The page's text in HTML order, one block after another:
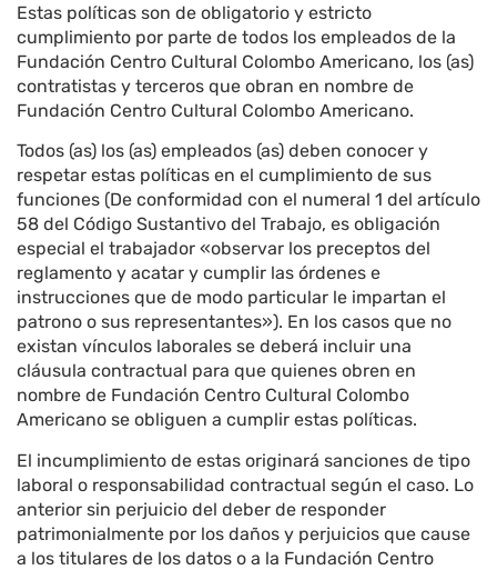
Estas políticas son de obligatorio y estricto
cumplimiento por parte de todos los empleados de la
Fundación Centro Cultural Colombo Americano, los (as)
contratistas y terceros que obran en nombre de
Fundación Centro Cultural Colombo Americano.
Todos (as) los (as) empleados (as) deben conocer y
respetar estas políticas en el cumplimiento de sus
funciones (De conformidad con el numeral 1 del artículo
58 del Código Sustantivo del Trabajo, es obligación
especial el trabajador «observar los preceptos del
reglamento y acatar y cumplir las órdenes e
instrucciones que de modo particular le impartan el
patrono o sus representantes»). En los casos que no
existan vínculos laborales se deberá incluir una
cláusula contractual para que quienes obren en
nombre de Fundación Centro Cultural Colombo
Americano se obliguen a cumplir estas políticas.
El incumplimiento de estas originará sanciones de tipo
laboral o responsabilidad contractual según el caso. Lo
anterior sin perjuicio del deber de responder
patrimonialmente por los daños y perjuicios que cause
a los titulares de los datos o a la Fundación Centro